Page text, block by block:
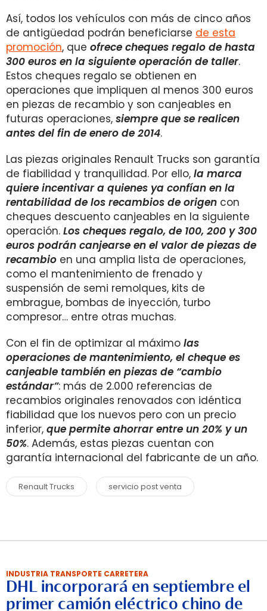
Así, todos los vehículos con más de cinco años
de antigüedad podrán beneficiarse de esta
promoción, que ofrece cheques regalo de hasta
300 euros en la siguiente operación de taller.
Estos cheques regalo se obtienen en
operaciones que impliquen al menos 300 euros
en piezas de recambio y son canjeables en
futuras operaciones, siempre que se realicen
antes del fin de enero de 2014.
Las piezas originales Renault Trucks son garantía
de fiabilidad y tranquilidad. Por ello, la marca
quiere incentivar a quienes ya confían en la
rentabilidad de los recambios de origen con
cheques descuento canjeables en la siguiente
operación. Los cheques regalo, de 100, 200 y 300
euros podrán canjearse en el valor de piezas de
recambio en una amplia lista de operaciones,
como el mantenimiento de frenado y
suspensión de semi remolques, kits de
embrague, bombas de inyección, turbo
compresor… entre otras muchas.
Con el fin de optimizar al máximo las
operaciones de mantenimiento, el cheque es
canjeable también en piezas de “cambio
estándar”: más de 2.000 referencias de
recambios originales renovados con idéntica
fiabilidad que los nuevos pero con un precio
inferior, que permite ahorrar entre un 20% y un
50%. Además, estas piezas cuentan con
garantía internacional del fabricante de un año.
Renault Trucks servicio post venta
INDUSTRIA TRANSPORTE CARRETERA
DHL incorporará en septiembre el
primer camión eléctrico chino de